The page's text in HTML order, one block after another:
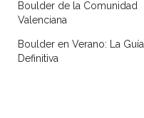
Boulder de la Comunidad
Valenciana
Boulder en Verano: La Guía
Definitiva